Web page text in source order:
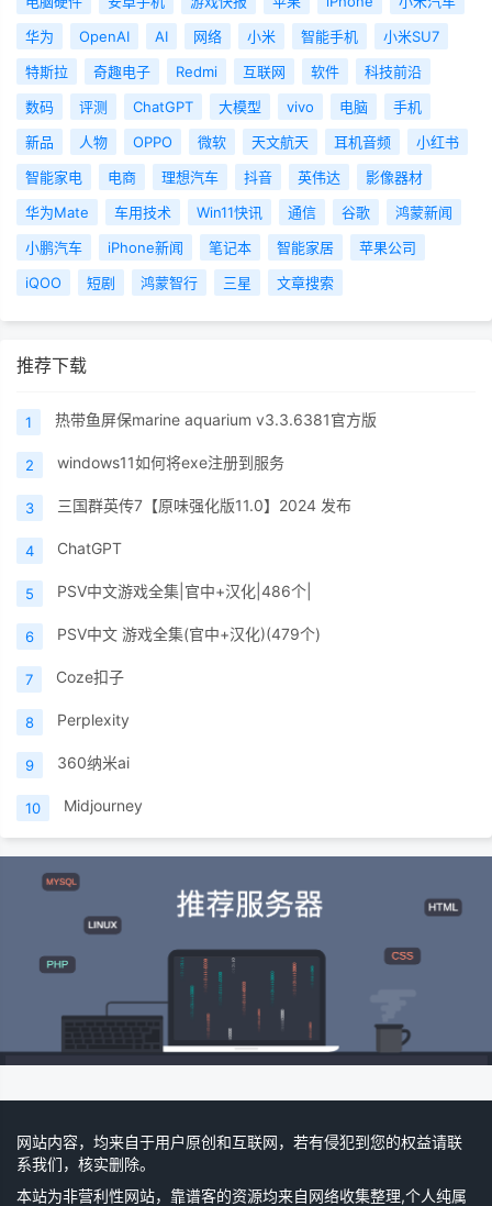
华为
OpenAI AI 网络 小米 智能手机
小米SU7
特斯拉
奇趣电子 Redmi 互联网 软件
科技前沿
数码
评测 ChatGPT 大模型 vivo 电脑
手机
新品
人物 OPPO 微软 天文航天 耳机音频
小红书
智能家电
电商 理想汽车 抖音 英伟达
影像器材
华为Mate
车用技术 Win11快讯 通信 谷歌
鸿蒙新闻
小鹏汽车
iPhone新闻 笔记本 智能家居
苹果公司
iQOO
短剧 鸿蒙智行 三星 文章搜索
推荐下载
1 热带鱼屏保marine aquarium v3.3.6381官方版
2 windows11如何将exe注册到服务
3 三国群英传7【原味强化版11.0】2024 发布
4 ChatGPT
5 PSV中文游戏全集|官中+汉化|486个|
6 PSV中文 游戏全集(官中+汉化)(479个)
7 Coze扣子
8 Perplexity
9 360纳米ai
10 Midjourney
网站内容，均来自于用户原创和互联网，若有侵犯到您的权益请联
系我们，核实删除。
本站为非营利性网站，靠谱客的资源均来自网络收集整理,个人纯属